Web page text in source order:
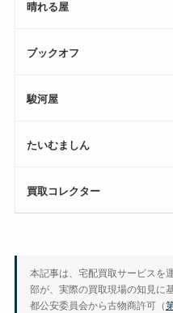
晴れる屋
ブックオフ
駿河屋
たいむましん
買取コレクター
本記事は、宅配買取サービスを
部が、実際の買取現場の知見に
都公安委員会から古物商許可（